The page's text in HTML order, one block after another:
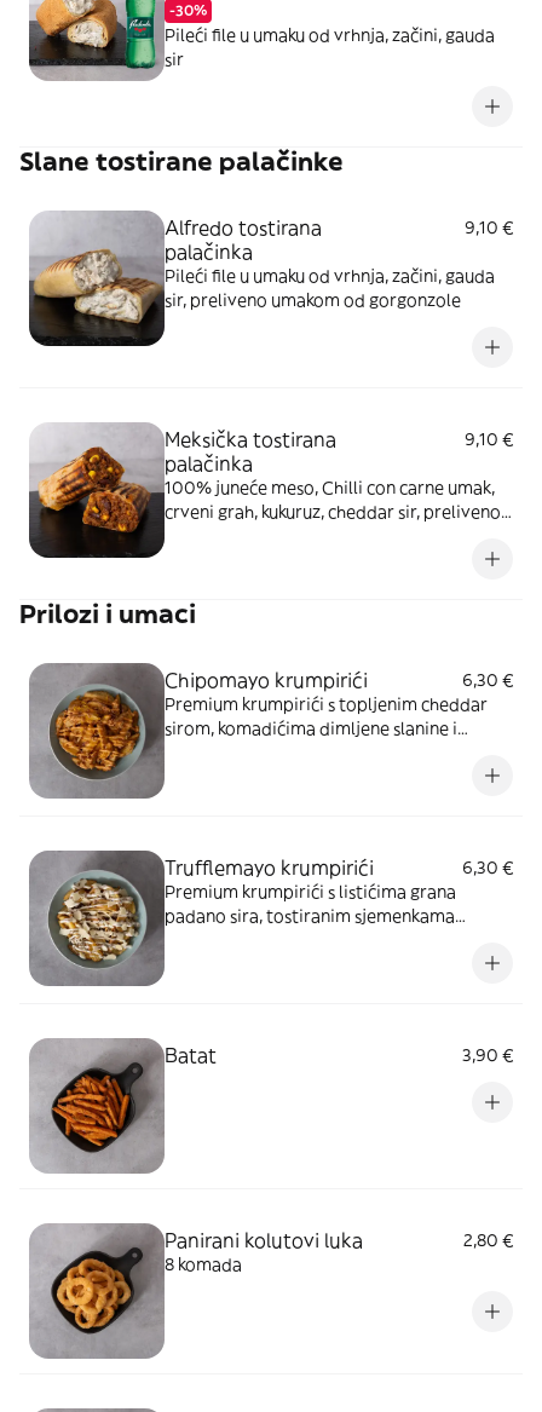
-30%
Pileći file u umaku od vrhnja, začini, gauda
sir
Slane tostirane palačinke
Alfredo tostirana
palačinka
9,10 €
Pileći file u umaku od vrhnja, začini, gauda
sir, preliveno umakom od gorgonzole
Meksička tostirana
palačinka
9,10 €
100% juneće meso, Chilli con carne umak,
crveni grah, kukuruz, cheddar sir, preliveno
Prilozi i umaci
Chipomayo krumpirići
6,30 €
Premium krumpirići s topljenim cheddar
sirom, komadićima dimljene slanine i
Trufflemayo krumpirići
6,30 €
Premium krumpirići s listićima grana
padano sira, tostiranim sjemenkama
Batat 3,90 €
Panirani kolutovi luka
2,80 €
8 komada